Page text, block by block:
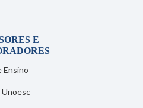
E
Ensino
Unoesc